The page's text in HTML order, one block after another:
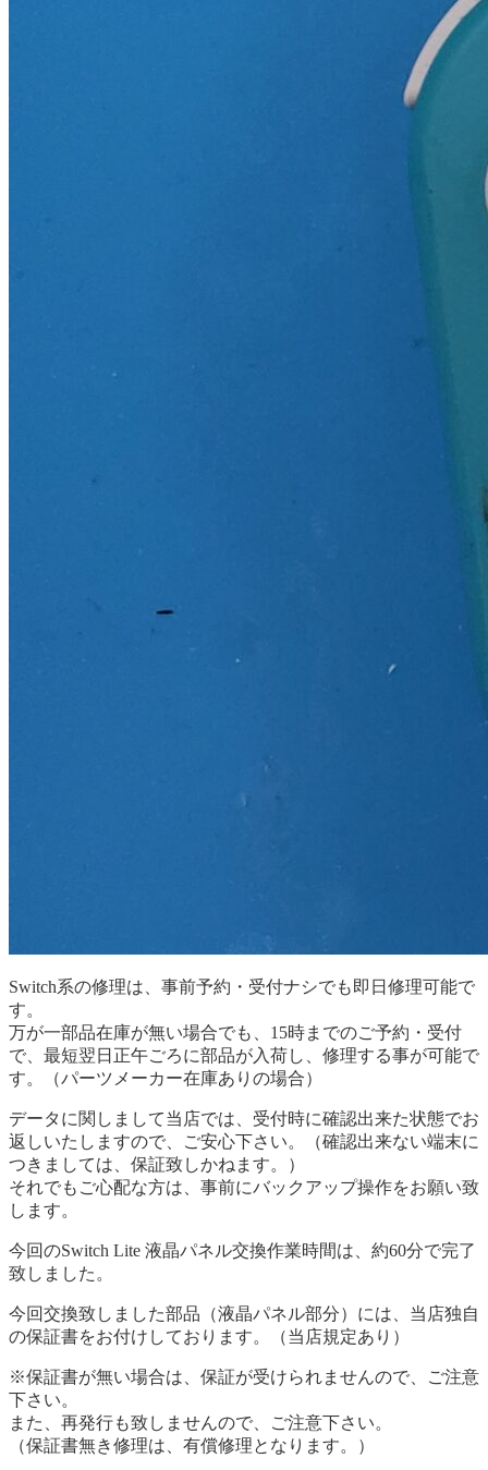
Switch系の修理は、事前予約・受付ナシでも即日修理可能で
す。
万が一部品在庫が無い場合でも、15時までのご予約・受付
で、最短翌日正午ごろに部品が入荷し、修理する事が可能で
す。（パーツメーカー在庫ありの場合）
データに関しまして当店では、受付時に確認出来た状態でお
返しいたしますので、ご安心下さい。（確認出来ない端末に
つきましては、保証致しかねます。）
それでもご心配な方は、事前にバックアップ操作をお願い致
します。
今回のSwitch Lite 液晶パネル交換作業時間は、約60分で完了
致しました。
今回交換致しました部品（液晶パネル部分）には、当店独自
の保証書をお付けしております。（当店規定あり）
※保証書が無い場合は、保証が受けられませんので、ご注意
下さい。
また、再発行も致しませんので、ご注意下さい。
（保証書無き修理は、有償修理となります。）